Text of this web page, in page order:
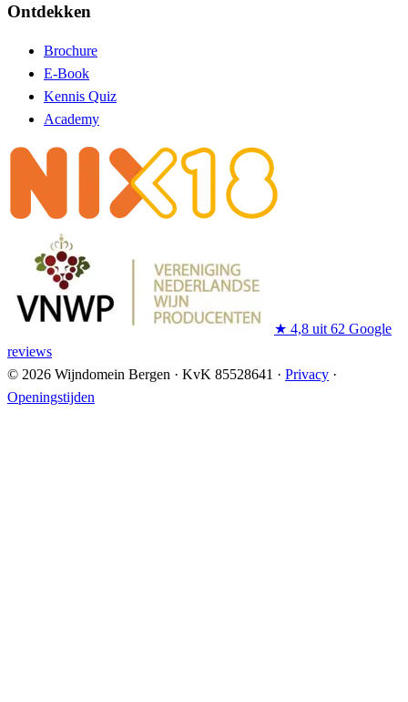
Ontdekken
Brochure
E-Book
Kennis Quiz
Academy
★ 4,8 uit 62 Google
reviews
© 2026 Wijndomein Bergen · KvK 85528641 · Privacy ·
Openingstijden